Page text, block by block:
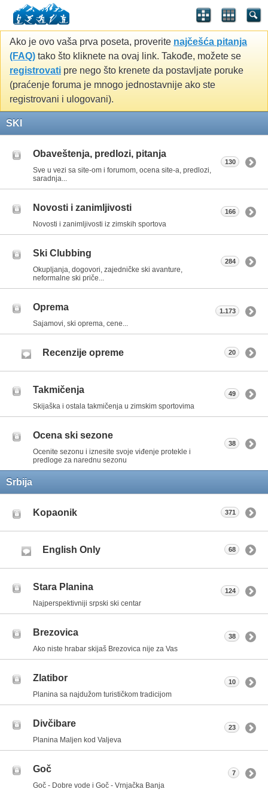
Ako je ovo vaša prva poseta, proverite najčešća pitanja
(FAQ) tako što kliknete na ovaj link. Takođe, možete se
registrovati pre nego što krenete da postavljate poruke
(praćenje foruma je mnogo jednostavnije ako ste
registrovani i ulogovani).
SKI
Obaveštenja, predlozi, pitanja
Sve u vezi sa site-om i forumom, ocena site-a, predlozi,
saradnja...
130
Novosti i zanimljivosti
Novosti i zanimljivosti iz zimskih sportova
166
Ski Clubbing
Okupljanja, dogovori, zajedničke ski avanture,
neformalne ski priče...
284
Oprema
Sajamovi, ski oprema, cene...
1.173
Recenzije opreme 20
Takmičenja
Skijaška i ostala takmičenja u zimskim sportovima
49
Ocena ski sezone
Ocenite sezonu i iznesite svoje viđenje protekle i
predloge za narednu sezonu
38
Srbija
Kopaonik 371
English Only 68
Stara Planina
Najperspektivniji srpski ski centar
124
Brezovica
Ako niste hrabar skijaš Brezovica nije za Vas
38
Zlatibor
Planina sa najdužom turističkom tradicijom
10
Divčibare
Planina Maljen kod Valjeva
23
Goč
Goč - Dobre vode i Goč - Vrnjačka Banja
7